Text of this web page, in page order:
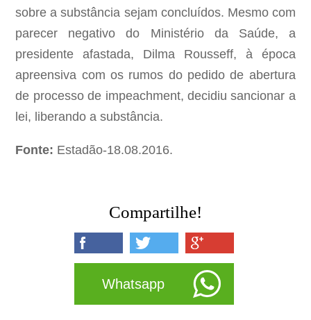
sobre a substância sejam concluídos. Mesmo com
parecer negativo do Ministério da Saúde, a
presidente afastada, Dilma Rousseff, à época
apreensiva com os rumos do pedido de abertura
de processo de impeachment, decidiu sancionar a
lei, liberando a substância.
Fonte: Estadão-18.08.2016.
Compartilhe!
Whatsapp